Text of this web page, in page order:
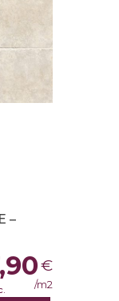
–
€
/m2